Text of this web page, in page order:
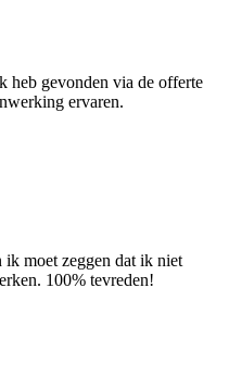
heb gevonden via de offerte
ervaren.
moet zeggen dat ik niet
100% tevreden!